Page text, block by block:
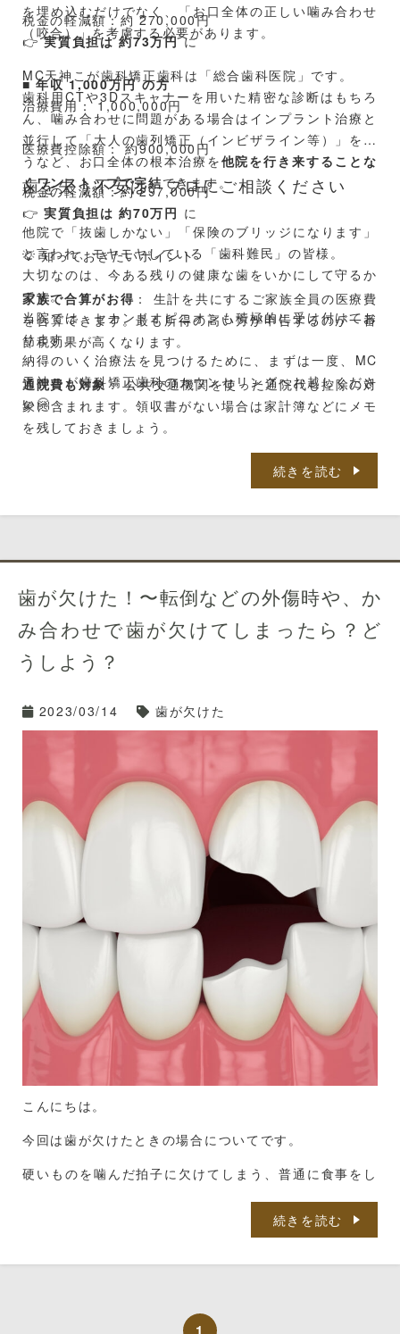
税金の軽減額：約 270,000円
👉実質負担は 約73万円に
■年収 1,000万円 の方
治療費用： 1,000,000円
医療費控除額： 約900,000円
税金の軽減額：約 297,000円
👉 実質負担は 約70万円 に
💡 知っておきたいポイント
家族で合算がお得 ： 生計を共にするご家族全員の医療費
を合算できます。最も所得の高い方が申告するのが一番
節税効果が高くなります。
通院費も対象： 公共交通機関を使った通院代も控除の対
象に含まれます。領収書がない場合は家計簿などにメモ
を残しておきましょう。
※実際の還付・減税額は、所得控除の状況や住宅ローン
控除の有無により異なります。詳細は最寄りの税務署ま
たは税理士にご確認ください。
を埋め込むだけでなく、「お口全体の正しい噛み合わせ
（咬合）」を考慮する必要があります。
MC天神こが歯科矯正歯科は「総合歯科医院」です。
歯科用CTや3Dスキャナーを用いた精密な診断はもちろ
ん、噛み合わせに問題がある場合はインプラント治療と
並行して「大人の歯列矯正（インビザライン等）」を行
うなど、お口全体の根本治療を他院を行き来することな
くワンストップで完結できます。
歯を失う不安は、プロにご相談ください
他院で「抜歯しかない」「保険のブリッジになります」
と言われ、モヤモヤしている「歯科難民」の皆様。
大切なのは、今ある残りの健康な歯をいかにして守るか
です。
当院では、セカンドオピニオンも積極的に受け付けてお
ります。
納得のいく治療法を見つけるために、まずは一度、MC
天神こが歯科矯正歯科のカウンセリングへお越しくださ
い🤗
続きを読む
歯が欠けた！〜転倒などの外傷時や、か
み合わせで歯が欠けてしまったら？ど
うしよう？
2023/03/14 歯が欠けた
こんにちは。
今回は歯が欠けたときの場合についてです。
硬いものを噛んだ拍子に欠けてしまう、普通に食事をし
① 外傷（転倒・衝突など）
続きを読む